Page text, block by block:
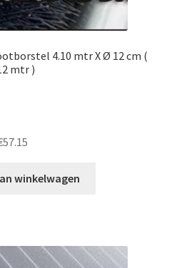
4.10 mtr X Ø 12 cm (
mtr )
57.15
winkelwagen